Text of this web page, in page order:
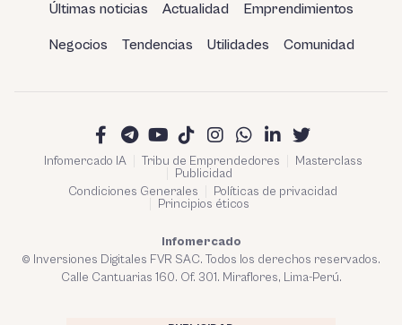
Últimas noticias Actualidad Emprendimientos
Negocios Tendencias Utilidades Comunidad
Infomercado IA Tribu de Emprendedores
Masterclass
Publicidad
Condiciones Generales
Políticas de privacidad
Principios éticos
Infomercado
© Inversiones Digitales FVR SAC. Todos los derechos reservados.
Calle Cantuarias 160. Of. 301. Miraflores, Lima-Perú.